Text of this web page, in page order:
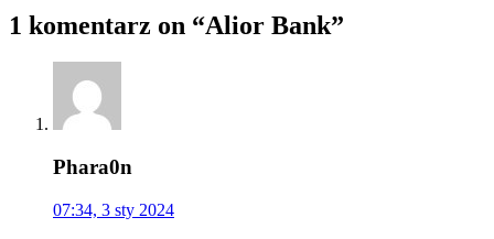
1 komentarz on “Alior Bank”
Phara0n
07:34, 3 sty 2024